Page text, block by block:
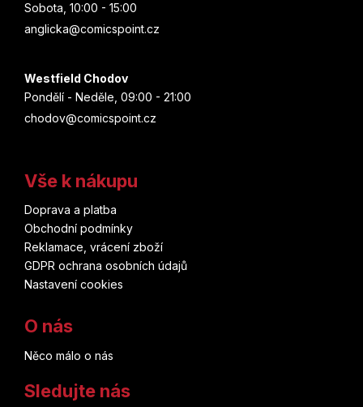
Sobota, 10:00 - 15:00
anglicka@comicspoint.cz
Westfield Chodov
Pondělí - Neděle, 09:00 - 21:00
chodov@comicspoint.cz
Vše k nákupu
Doprava a platba
Obchodní podmínky
Reklamace, vrácení zboží
GDPR ochrana osobních údajů
Nastavení cookies
O nás
Něco málo o nás
Sledujte nás